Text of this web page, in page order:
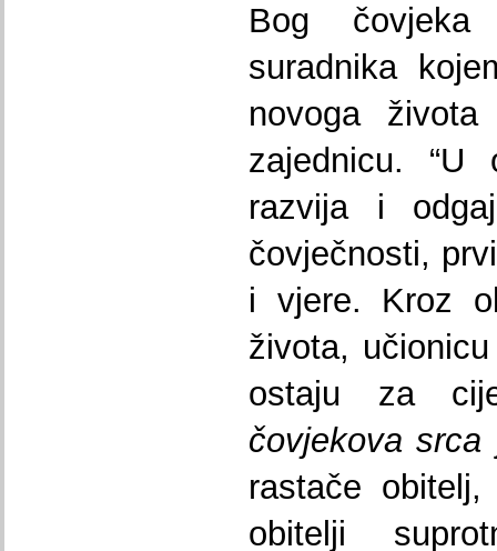
Bog
suradnika
novoga
zajednicu.
razvija i
čovječnosti,
i vjere. Kroz
života,
ostaju za
čovjekova srca
rastače
obitelji